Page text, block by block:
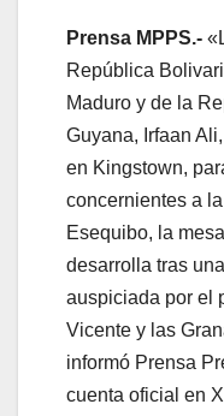
Prensa MPPS.-
República
Maduro y de la
Guyana, Irfaan
en Kingstown,
concernientes a
Esequibo, la
desarrolla tras
auspiciada por el
Vicente y las
informó Prensa
cuenta oficial en